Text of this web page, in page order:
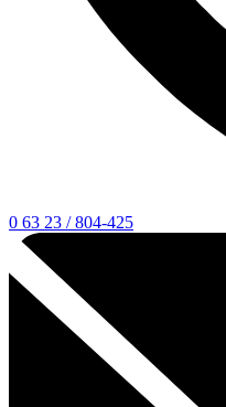
0 63 23 / 804-425